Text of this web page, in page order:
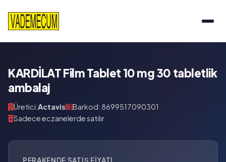
KARDİLAT Film Tablet 10 mg 30 tabletlik
ambalaj
Üretici:Actavis
Barkod: 8699517090301
Sadece eczanelerde satılır
PERAKENDE SATIŞ FIYATI